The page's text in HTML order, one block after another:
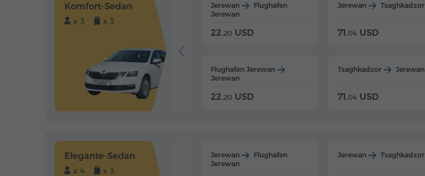
Komfort-Sedan
x 3 x 3
Jerewan
Flughafen
Jerewan
22.20 USD
Flughafen Jerewan
Jerewan
22.20 USD
Jerewan Tsaghkadzor
71.04 USD
Tsaghkadzor Jerewan
71.04 USD
Elegante-Sedan
x 4 x 3
Jerewan
Flughafen
Jerewan
Jerewan Tsaghkadzor